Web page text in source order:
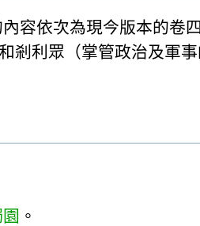
容依次為現今版本的卷
剎利眾（掌管政治及軍
。